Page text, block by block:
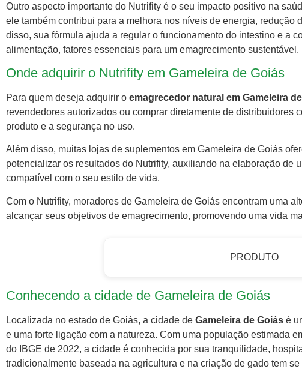
Outro aspecto importante do Nutrifity é o seu impacto positivo na
ele também contribui para a melhora nos níveis de energia, redução
disso, sua fórmula ajuda a regular o funcionamento do intestino e a
alimentação, fatores essenciais para um emagrecimento sustentável.
Onde adquirir o Nutrifity em Gameleira de Goiás
Para quem deseja adquirir o emagrecedor natural em Gameleira
revendedores autorizados ou comprar diretamente de distribuidores
produto e a segurança no uso.
Além disso, muitas lojas de suplementos em Gameleira de Goiás
potencializar os resultados do Nutrifity, auxiliando na elaboração de
compatível com o seu estilo de vida.
Com o Nutrifity, moradores de Gameleira de Goiás encontram uma
alcançar seus objetivos de emagrecimento, promovendo uma vida
PRODUTO
Conhecendo a cidade de Gameleira de Goiás
Localizada no estado de Goiás, a cidade de Gameleira de Goiás é
e uma forte ligação com a natureza. Com uma população estimada
do IBGE de 2022, a cidade é conhecida por sua tranquilidade,
tradicionalmente baseada na agricultura e na criação de gado tem